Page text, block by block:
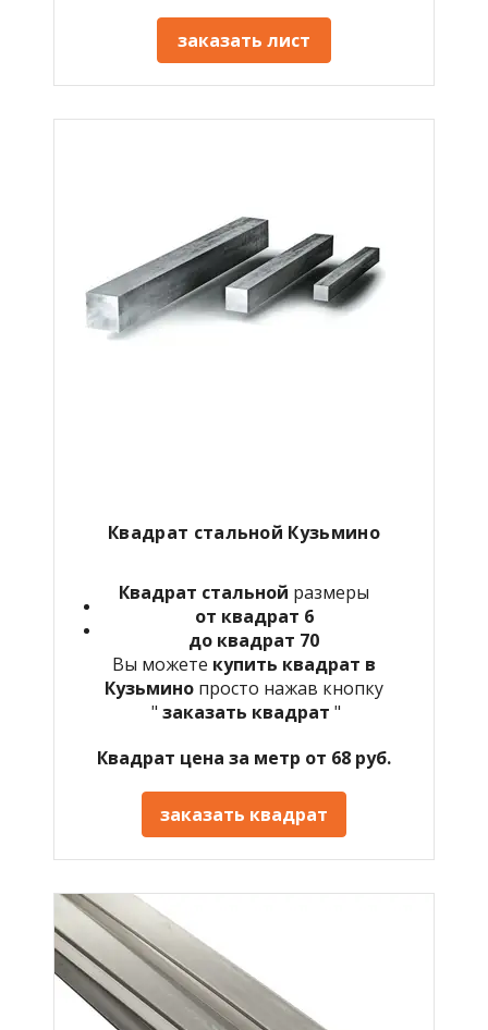
заказать лист
Квадрат стальной Кузьмино
Квадрат стальной размеры
от квадрат 6
до квадрат 70
Вы можете купить квадрат в
Кузьмино просто нажав кнопку
" заказать квадрат "
Квадрат цена за метр от 68 руб.
заказать квадрат